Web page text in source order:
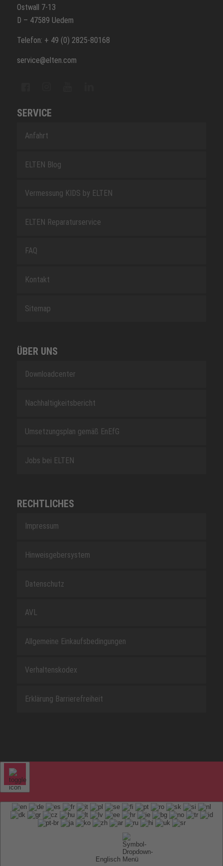
Ostwall 7-13
D – 47589 Uedem
Telefon: + 49 (0) 2825-80168
service@elten.com
SERVICE
Anfahrt
ELTEN Blog
Vermessung KIDS by ELTEN
ELTEN Reparaturservice
FAQ
Kontakt
Sitemap
ÜBER UNS
Downloadcenter
Nachhaltigkeitsbericht
Umsetzungsplan gemäß EnEfG
Jobs bei ELTEN
RECHTLICHES
Impressum
Hinweisgebersystem
Datenschutz
AVL
Allgemeine Einkaufsbedingungen
Verhaltenskodex
Erklärung Barrierefreiheit
Englisch